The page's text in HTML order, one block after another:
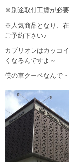
※別途取付工賃
※人気商品となり、
ご予約下さい♪
カブリオレはカッコ
くなるんですよ～
僕の車クーペなんで